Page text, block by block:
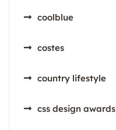
coolblue
costes
country lifestyle
css design awards